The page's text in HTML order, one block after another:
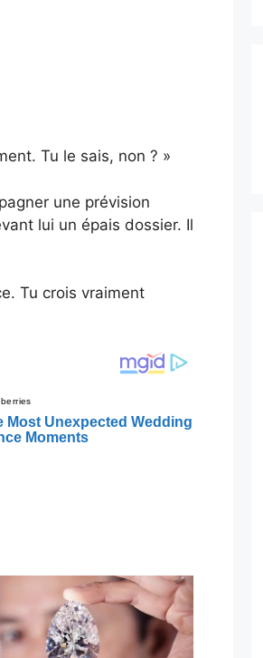
Tu le sais, non ? »
une prévision
lui un épais dossier. Il
Tu crois vraiment